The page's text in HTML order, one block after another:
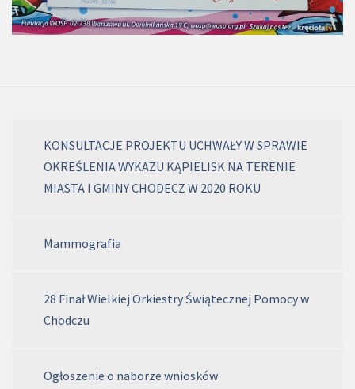
KONSULTACJE PROJEKTU UCHWAŁY W SPRAWIE
OKREŚLENIA WYKAZU KĄPIELISK NA TERENIE
MIASTA I GMINY CHODECZ W 2020 ROKU
Mammografia
28 Finał Wielkiej Orkiestry Świątecznej Pomocy w
Chodczu
Ogłoszenie o naborze wniosków